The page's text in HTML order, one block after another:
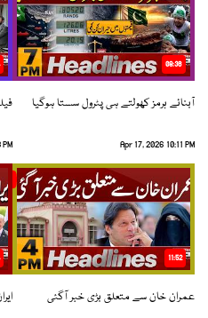
08:36
آبنائے ہرمز کھولتے ہی پٹرول سستا ہوگیا
Apr 17, 2026 10:11 PM
11:52
عمران خان سے متعلق بڑی خبر آگئی